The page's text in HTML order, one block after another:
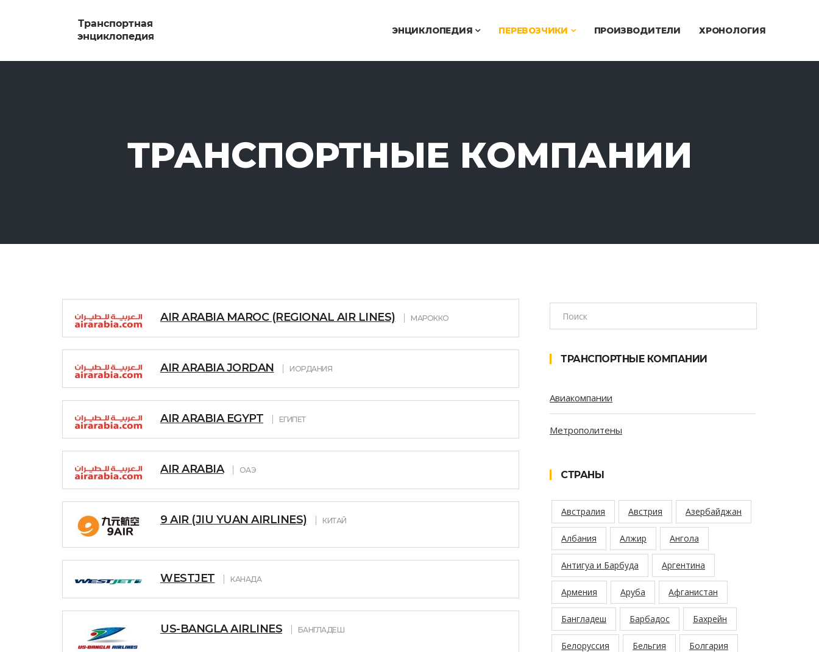
ЭНЦИКЛОПЕДИЯ ПЕРЕВОЗЧИКИ ПРОИЗВОДИТЕЛИ ХРОНОЛОГИЯ
ТРАНСПОРТНЫЕ КОМПАНИИ
AIR ARABIA MAROC (REGIONAL AIR LINES) МАРОККО
AIR ARABIA JORDAN ИОРДАНИЯ
AIR ARABIA EGYPT ЕГИПЕТ
AIR ARABIA ОАЭ
9 AIR (JIU YUAN AIRLINES) КИТАЙ
WESTJET КАНАДА
US-BANGLA AIRLINES БАНГЛАДЕШ
ТРАНСПОРТНЫЕ КОМПАНИИ
Авиакомпании
Метрополитены
СТРАНЫ
Австралия Австрия Азербайджан
Албания Алжир Ангола
Антигуа и Барбуда Аргентина
Армения Аруба Афганистан
Бангладеш Барбадос Бахрейн
Белоруссия Бельгия Болгария